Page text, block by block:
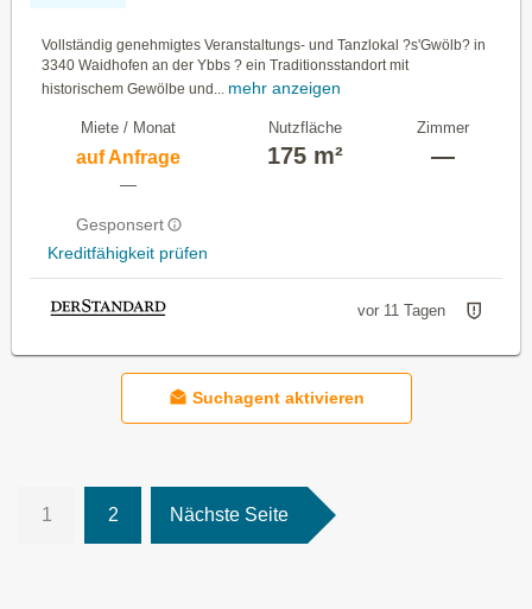
Vollständig genehmigtes Veranstaltungs- und Tanzlokal ?s'Gwölb? in
3340 Waidhofen an der Ybbs ? ein Traditionsstandort mit
historischem Gewölbe und...
mehr anzeigen
Miete / Monat
auf Anfrage
—
Gesponsert
Kreditfähigkeit prüfen
Nutzfläche
175 m²
Zimmer
—
vor 11 Tagen
Suchagent aktivieren
1 2 Nächste Seite